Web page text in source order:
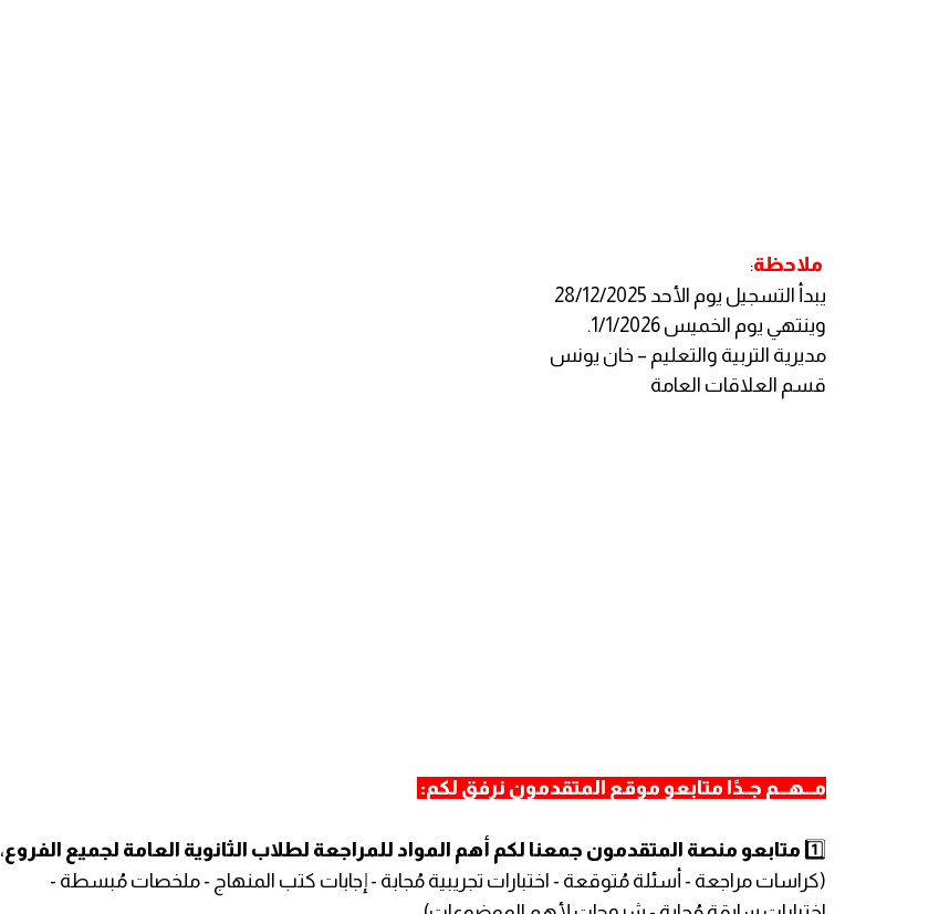
ملاحظة:
يبدأ التسجيل يوم الأحد 28/12/2025
وينتهي يوم الخميس 1/1/2026.
مديرية التربية والتعليم – خان يونس
قسم العلاقات العامة
مـــهـــم جــدًا متابعو موقع المتقدمون نرفق لكم:
1️⃣ متابعو منصة المتقدمون جمعنا لكم أهم المواد للمراجعة لطلاب الثانوية العامة لجميع الفروع،
(كراسات مراجعة - أسئلة مُتوقعة - اختبارات تجريبية مُجابة - إجابات كتب المنهاج - ملخصات مُبسطة -